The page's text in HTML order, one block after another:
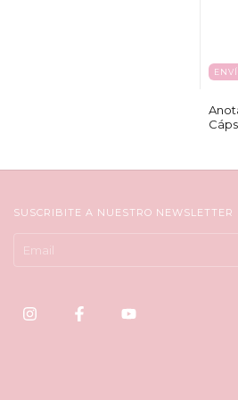
SUSCRIBITE A NUESTRO NEWSLETTER